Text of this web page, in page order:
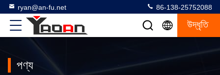
ryan@an-fu.net 86-138-25752088
উদ্ধৃতি
পণ্য